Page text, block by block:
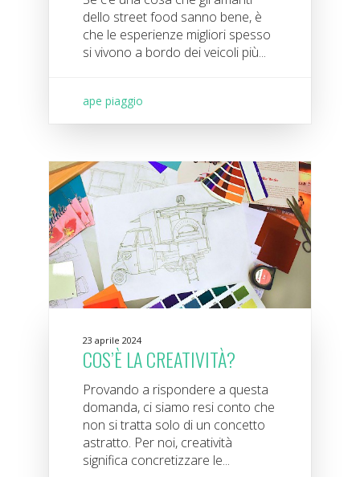
dello street food sanno bene, è
che le esperienze migliori spesso
si vivono a bordo dei veicoli più...
ape piaggio
23 aprile 2024
COS’È LA CREATIVITÀ?
Provando a rispondere a questa
domanda, ci siamo resi conto che
non si tratta solo di un concetto
astratto. Per noi, creatività
significa concretizzare le...